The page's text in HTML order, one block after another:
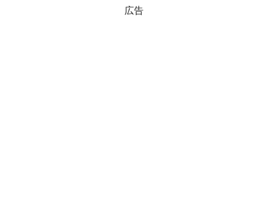
韓国型イージス搭載の次世代駆逐艦
「KDDX」1番艦、2032年竣工と公示
広告